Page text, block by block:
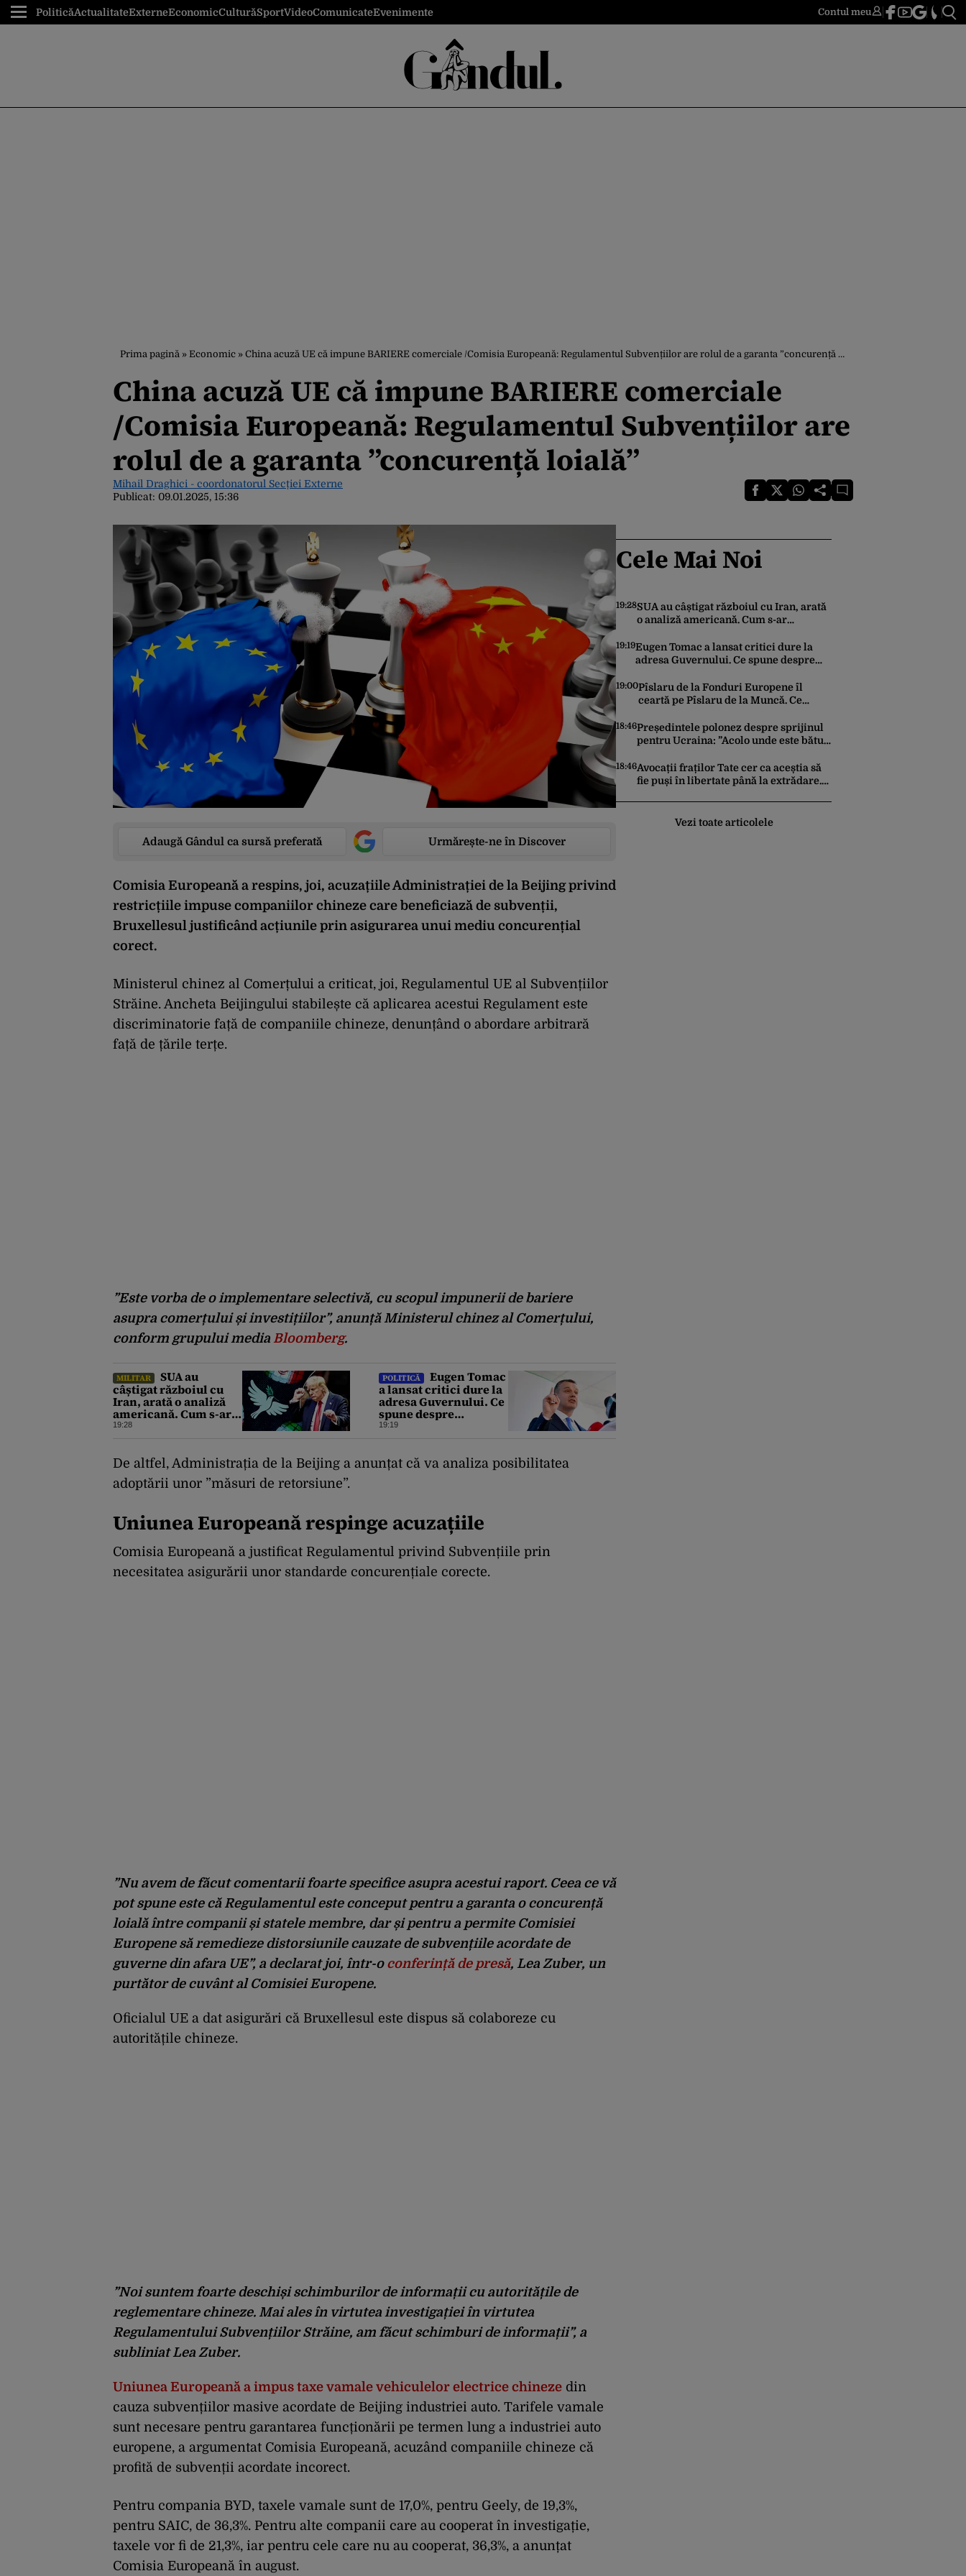
PoliticăActualitateExterneEconomicCulturăSportVideoComunicateEvenimente Contul meu
Prima pagină » Economic » China acuză UE că impune BARIERE comerciale /Comisia Europeană: Regulamentul Subvențiilor are rolul de a garanta ”concurență loială”
China acuză UE că impune BARIERE comerciale
/Comisia Europeană: Regulamentul Subvențiilor are
rolul de a garanta ”concurență loială”
Mihail Draghici - coordonatorul Secției Externe
Publicat: 09.01.2025, 15:36
Adaugă Gândul ca sursă preferată Urmărește-ne în Discover
Comisia Europeană a respins, joi, acuzațiile Administrației de la Beijing privind
restricțiile impuse companiilor chineze care beneficiază de subvenții,
Bruxellesul justificând acțiunile prin asigurarea unui mediu concurențial
corect.
Ministerul chinez al Comerțului a criticat, joi, Regulamentul UE al Subvențiilor
Străine. Ancheta Beijingului stabilește că aplicarea acestui Regulament este
discriminatorie față de companiile chineze, denunțând o abordare arbitrară
față de țările terțe.
”Este vorba de o implementare selectivă, cu scopul impunerii de bariere
asupra comerțului și investițiilor”, anunță Ministerul chinez al Comerțului,
conform grupului media Bloomberg.
MILITAR
SUA au
câștigat războiul cu
Iran, arată o analiză
americană. Cum s-ar
schimba toată
Orientul Mijlociu
19:28
POLITICĂ
Eugen Tomac
a lansat critici dure la
adresa Guvernului. Ce
spune despre
fondurile alocate
19:19
De altfel, Administrația de la Beijing a anunțat că va analiza posibilitatea
adoptării unor ”măsuri de retorsiune”.
Uniunea Europeană respinge acuzațiile
Comisia Europeană a justificat Regulamentul privind Subvențiile prin
necesitatea asigurării unor standarde concurențiale corecte.
”Nu avem de făcut comentarii foarte specifice asupra acestui raport. Ceea ce vă
pot spune este că Regulamentul este conceput pentru a garanta o concurență
loială între companii și statele membre, dar și pentru a permite Comisiei
Europene să remedieze distorsiunile cauzate de subvențiile acordate de
guverne din afara UE”, a declarat joi, într-o conferință de presă, Lea Zuber, un
purtător de cuvânt al Comisiei Europene.
Oficialul UE a dat asigurări că Bruxellesul este dispus să colaboreze cu
autoritățile chineze.
”Noi suntem foarte deschiși schimburilor de informații cu autoritățile de
reglementare chineze. Mai ales în virtutea investigației în virtutea
Regulamentului Subvențiilor Străine, am făcut schimburi de informații”, a
subliniat Lea Zuber.
Uniunea Europeană a impus taxe vamale vehiculelor electrice chineze din
cauza subvențiilor masive acordate de Beijing industriei auto. Tarifele vamale
sunt necesare pentru garantarea funcționării pe termen lung a industriei auto
europene, a argumentat Comisia Europeană, acuzând companiile chineze că
profită de subvenții acordate incorect.
Pentru compania BYD, taxele vamale sunt de 17,0%, pentru Geely, de 19,3%,
pentru SAIC, de 36,3%. Pentru alte companii care au cooperat în investigație,
taxele vor fi de 21,3%, iar pentru cele care nu au cooperat, 36,3%, a anunțat
Comisia Europeană în august.
Cele Mai Noi
19:28SUA au câștigat războiul cu Iran, arată
o analiză americană. Cum s-ar
securitate din Orientul Mijlociu
19:19Eugen Tomac a lansat critici dure la
adresa Guvernului. Ce spune despre
la bugetul de stat
19:00Pîslaru de la Fonduri Europene îl
ceartă pe Pîslaru de la Muncă. Ce
însuși
18:46Președintele polonez despre sprijinul
pentru Ucraina: ”Acolo unde este bătut
18:46Avocații fraților Tate cer ca aceștia să
fie puși în libertate până la extrădare.
Vezi toate articolele